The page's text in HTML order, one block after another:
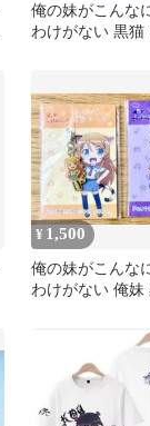
俺の妹がこんな
わけがない 黒猫
¥ 1,500
俺の妹がこんな
わけがない 俺